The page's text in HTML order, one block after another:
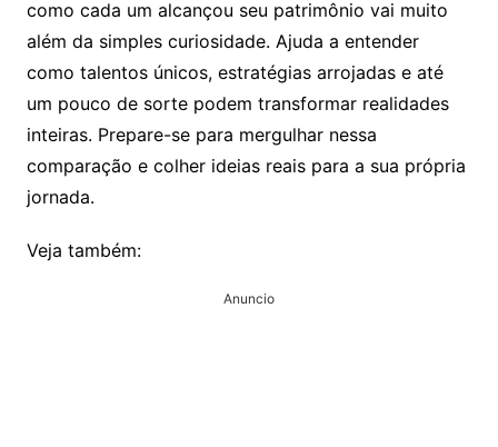
como cada um alcançou seu patrimônio vai muito
além da simples curiosidade. Ajuda a entender
como talentos únicos, estratégias arrojadas e até
um pouco de sorte podem transformar realidades
inteiras. Prepare-se para mergulhar nessa
comparação e colher ideias reais para a sua própria
jornada.
Veja também:
Anuncio